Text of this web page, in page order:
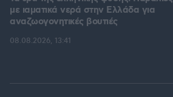
με ιαματικά νερά στην Ελλάδα για
αναζωογονητικές βουτιές
08.08.2026, 13:41